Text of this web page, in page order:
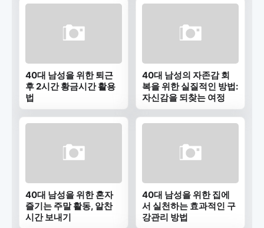
40대 남성을 위한 퇴근
후 2시간 황금시간 활용
법
40대 남성의 자존감 회
복을 위한 실질적인 방법:
자신감을 되찾는 여정
40대 남성을 위한 혼자
즐기는 주말 활동, 알찬
시간 보내기
40대 남성을 위한 집에
서 실천하는 효과적인 구
강관리 방법